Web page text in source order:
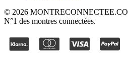
© 2026 MONTRECONNECTEE.CO
N°1 des montres connectées.